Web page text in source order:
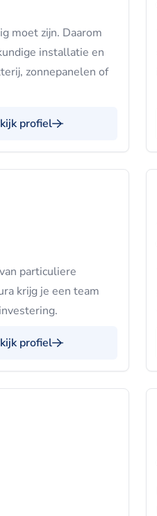
moet zijn. Daarom
installatie en
zonnepanelen of
profiel
particuliere
krijg je een team
profiel